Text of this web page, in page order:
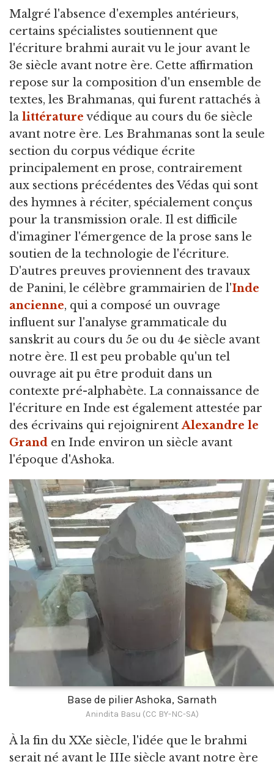
Malgré l'absence d'exemples antérieurs,
certains spécialistes soutiennent que
l'écriture brahmi aurait vu le jour avant le
3e siècle avant notre ère. Cette affirmation
repose sur la composition d'un ensemble de
textes, les Brahmanas, qui furent rattachés à
la littérature védique au cours du 6e siècle
avant notre ère. Les Brahmanas sont la seule
section du corpus védique écrite
principalement en prose, contrairement
aux sections précédentes des Védas qui sont
des hymnes à réciter, spécialement conçus
pour la transmission orale. Il est difficile
d'imaginer l'émergence de la prose sans le
soutien de la technologie de l'écriture.
D'autres preuves proviennent des travaux
de Panini, le célèbre grammairien de l'Inde
ancienne, qui a composé un ouvrage
influent sur l'analyse grammaticale du
sanskrit au cours du 5e ou du 4e siècle avant
notre ère. Il est peu probable qu'un tel
ouvrage ait pu être produit dans un
contexte pré-alphabète. La connaissance de
l'écriture en Inde est également attestée par
des écrivains qui rejoignirentAlexandre le
Grand en Inde environ un siècle avant
l'époque d'Ashoka.
Base de pilier Ashoka, Sarnath
Anindita Basu (CC BY-NC-SA)
À la fin du XXe siècle, l'idée que le brahmi
serait né avant le IIIe siècle avant notre ère